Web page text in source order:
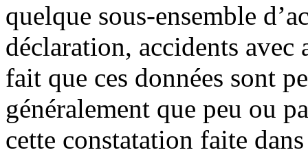
quelque sous-ensemble
déclaration, accidents
fait que ces données sont
généralement que peu ou
cette constatation faite